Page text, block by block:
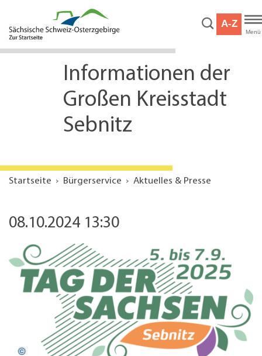
Hauptinhalt
Service
A-Z
Menü
Informationen der
Großen Kreisstadt
Sebnitz
Startseite Bürgerservice Aktuelles & Presse
08.10.2024 13:30